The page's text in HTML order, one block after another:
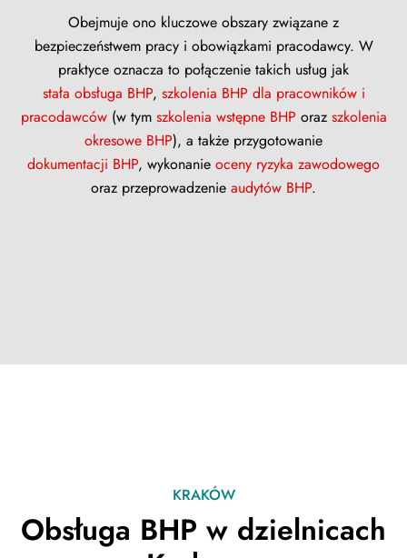
Obejmuje ono kluczowe obszary związane z
bezpieczeństwem pracy i obowiązkami pracodawcy. W
praktyce oznacza to połączenie takich usług jak
stała obsługa BHP, szkolenia BHP dla pracowników i
pracodawców(w tymszkolenia wstępne BHP orazszkolenia
okresowe BHP), a także przygotowanie
dokumentacji BHP, wykonanie oceny ryzyka zawodowego
oraz przeprowadzenie audytów BHP.
KRAKÓW
Obsługa BHP w dzielnicach